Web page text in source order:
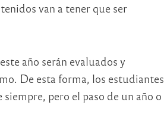
van a tener que ser
año serán evaluados y
De esta forma, los estudiantes
pero el paso de un año o